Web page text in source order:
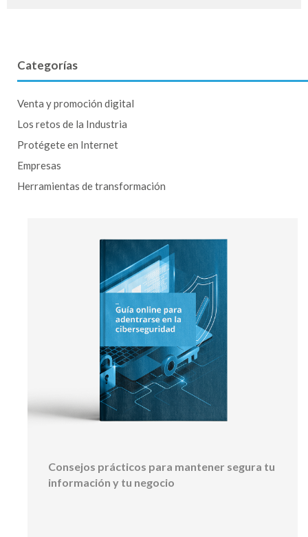
Categorías
Venta y promoción digital
Los retos de la Industria
Protégete en Internet
Empresas
Herramientas de transformación
Consejos prácticos para mantener segura tu
información y tu negocio